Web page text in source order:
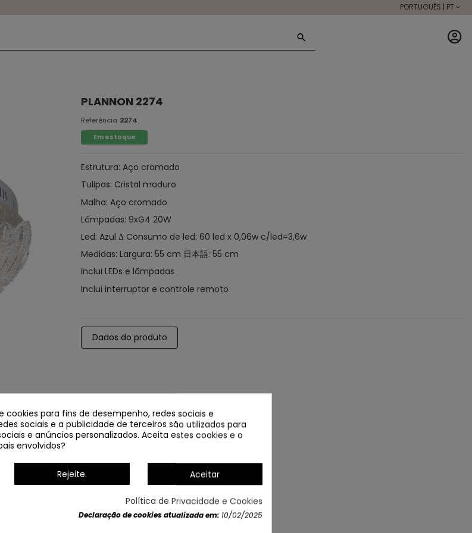
PORTUGUÊS | PT
PLANNON 2274
Referência 2274
Em estoque
Estrutura: Aço cromado
Tulipas: Cristal maduro
Malha: Aço cromado
Lâmpadas: 9xG4 20W
Led: Azul Δ Consumo de led: 60 led x 0,06w c/led=3,6w
Medidas: Largura: 55 cm 日本語: 55 cm
Inclui LEDs e lâmpadas
Inclui interruptor e controle remoto
Dados do produto
cookies para fins de desempenho, redes sociais e
sociais e a publicidade de terceiros são utilizados para
e anúncios personalizados. Aceita estes cookies e o
envolvidos?
Rejeite. Aceitar
Política de Privacidade e Cookies
Declaração de cookies atualizada em: 10/02/2025